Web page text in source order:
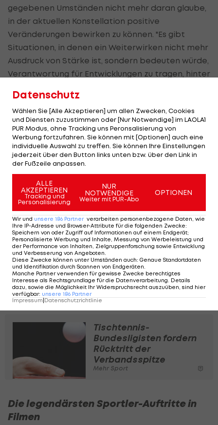
gegebenen Umständen nicht mehr daran glaube,
in der aktuellen Konstellation positive
Veränderungen bewirken zu können. "Es gibt
Situationen, in denen ein Weiterwirken nicht mehr
Ausdruck von Stärke ist, sondern bedeuten würde,
Verantwortung für Entwicklungen zu tragen, hinter
Sie könne Athletinnen und Athleten, den
Trainerinnen und Trainern, den Eltern, den vielen
freiwillig Engagierten und all jenen, die ihr das
Vertrauen geschenkt hätten, nicht mehr mit voller
Überzeugung als Teil dieses Vorstands
gegenübertreten.
Am Freitag hatten heimische Bundesligisten als
Reaktion auf den Umgang mit schweren
Vorwürfen gegen einen ehemaligen Jugendtrainer
den Rücktritt von ÖTTV-Präsident Wolfgang
Gotschke und Vizepräsident Conrad Miller
gefordert. Das Sportministerium hatte zu
Wochenbeginn die Förderungen für den ÖTTV
gestoppt, bis mögliche Verfehlungen des
Verbandes aufgeklärt sind.
Tischtennis-
Bundesligisten fordern
Rücktritt der
Verbandsspitze
Mehr Sport
Die legendärsten Sportler-Auftritte in
Filmen
Datenschutz
Wählen Sie [Alle Akzeptieren] um allen Zwecken, Cookies
und Diensten zuzustimmen oder [Nur Notwendige] im LAOLA1
PUR Modus, ohne Tracking uns Peronsalisierung von
Werbung fortzufahren. Sie können mit [Optionen] auch eine
individuelle Auswahl zu treffen. Sie können Ihre Einstellungen
jederzeit über den Button links unten bzw. über den Link in
der Fußzeile anpassen.
ALLE
AKZEPTIEREN
Tracking und
Personalisierung
NUR
NOTWENDIGE
Weiter mit PUR-Abo
OPTIONEN
Wir und unsere 186 Partner verarbeiten personenbezogene Daten, wie
Ihre IP-Adresse und Browser-Attribute für die folgenden Zwecke:
Speichern von oder Zugriff auf Informationen auf einem Endgerät;
Personalisierte Werbung und Inhalte, Messung von Werbeleistung und
der Performance von Inhalten, Zielgruppenforschung sowie Entwicklung
und Verbesserung von Angeboten.
Diese Zwecke können unter Umständen auch: Genaue Standortdaten
und Identifikation durch Scannen von Endgeräten.
Manche Partner verwenden für gewisse Zwecke berechtigtes
Interesse als Rechtsgrundlage für die Datenverarbeitung. Details
dazu, sowie die Möglichkeit Ihr Widerspruchsrecht auszuüben, sind hier
verfügbar: unsere 186 Partner
Impressum Datenschutzrichtlinie